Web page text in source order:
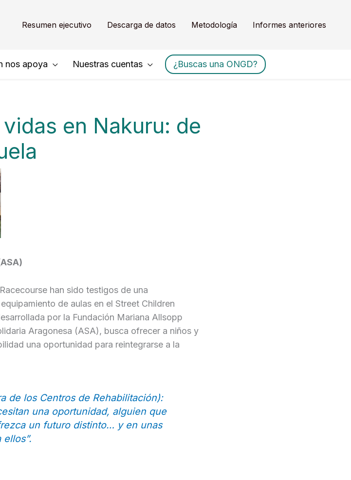
Resumen ejecutivo Descarga de datos Metodología Informes anteriores
nos apoya Nuestras cuentas ¿Buscas una ONGD?
en Nakuru: de
han sido testigos de una
de aulas en el Street Children
por la Fundación Mariana Allsopp
Aragonesa (ASA), busca ofrecer a niños y
una oportunidad para reintegrarse a la
de los Centros de Rehabilitación):
una oportunidad, alguien que
un futuro distinto… y en unas
ellos”.